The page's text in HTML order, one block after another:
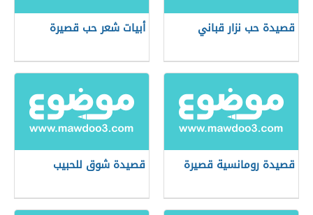
قصيدة حب نزار قباني أبيات شعر حب قصيرة
قصيدة رومانسية قصيرة قصيدة شوق للحبيب